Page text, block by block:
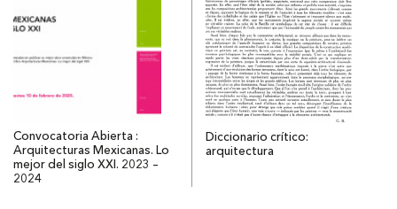
Convocatoria Abierta :
Arquitecturas Mexicanas. Lo
mejor del siglo XXI. 2023 –
2024
Diccionario crítico:
arquitectura